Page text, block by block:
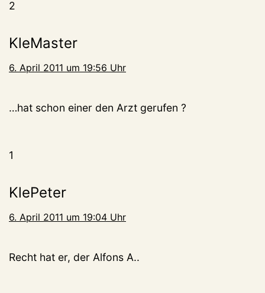
2
KleMaster
6. April 2011 um 19:56 Uhr
…hat schon einer den Arzt gerufen ?
1
KlePeter
6. April 2011 um 19:04 Uhr
Recht hat er, der Alfons A..